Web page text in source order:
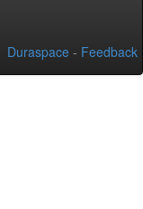
Duraspace - Feedback